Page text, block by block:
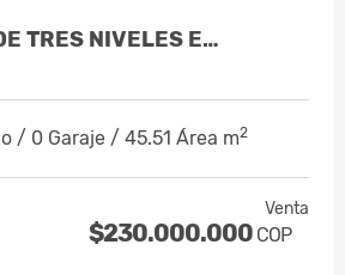
TRES NIVELES E…
/ 0 Garaje / 45.51 Área m2
Venta
$230.000.000 COP